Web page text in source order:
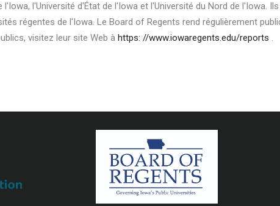
l'Université d'État de l'Iowa et l'Université du Nord de l'Iowa.
régentes de l'Iowa. Le Board of Regents rend régulièrement
visitez leur site Web à https: //www.iowaregents.edu/reports .